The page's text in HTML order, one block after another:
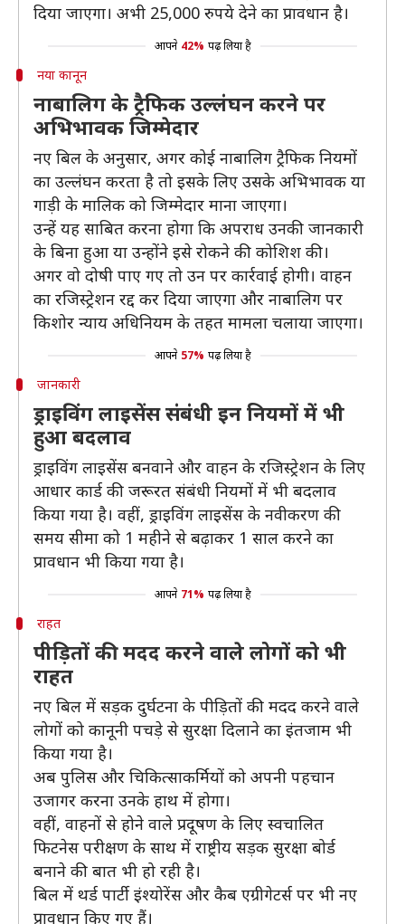
दिया जाएगा। अभी 25,000 रुपये देने का प्रावधान है।
आपने 42% पढ़ लिया है
नया कानून
नाबालिग के ट्रैफिक उल्लंघन करने पर
अभिभावक जिम्मेदार
नए बिल के अनुसार, अगर कोई नाबालिग ट्रैफिक नियमों
का उल्लंघन करता है तो इसके लिए उसके अभिभावक या
गाड़ी के मालिक को जिम्मेदार माना जाएगा।
उन्हें यह साबित करना होगा कि अपराध उनकी जानकारी
के बिना हुआ या उन्होंने इसे रोकने की कोशिश की।
अगर वो दोषी पाए गए तो उन पर कार्रवाई होगी। वाहन
का रजिस्ट्रेशन रद्द कर दिया जाएगा और नाबालिग पर
किशोर न्याय अधिनियम के तहत मामला चलाया जाएगा।
आपने 57% पढ़ लिया है
जानकारी
ड्राइविंग लाइसेंस संबंधी इन नियमों में भी
हुआ बदलाव
ड्राइविंग लाइसेंस बनवाने और वाहन के रजिस्ट्रेशन के लिए
आधार कार्ड की जरूरत संबंधी नियमों में भी बदलाव
किया गया है। वहीं, ड्राइविंग लाइसेंस के नवीकरण की
समय सीमा को 1 महीने से बढ़ाकर 1 साल करने का
प्रावधान भी किया गया है।
आपने 71% पढ़ लिया है
राहत
पीड़ितों की मदद करने वाले लोगों को भी
राहत
नए बिल में सड़क दुर्घटना के पीड़ितों की मदद करने वाले
लोगों को कानूनी पचड़े से सुरक्षा दिलाने का इंतजाम भी
किया गया है।
अब पुलिस और चिकित्साकर्मियों को अपनी पहचान
उजागर करना उनके हाथ में होगा।
वहीं, वाहनों से होने वाले प्रदूषण के लिए स्वचालित
फिटनेस परीक्षण के साथ में राष्ट्रीय सड़क सुरक्षा बोर्ड
बनाने की बात भी हो रही है।
बिल में थर्ड पार्टी इंश्योरेंस और कैब एग्रीगेटर्स पर भी नए
प्रावधान किए गए हैं।